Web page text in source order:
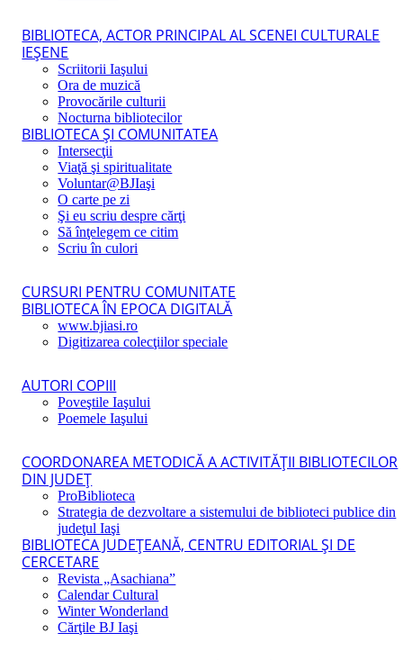
BIBLIOTECA, ACTOR PRINCIPAL AL SCENEI CULTURALE
IEŞENE
Scriitorii Iaşului
Ora de muzică
Provocările culturii
Nocturna bibliotecilor
BIBLIOTECA ŞI COMUNITATEA
Intersecţii
Viaţă şi spiritualitate
Voluntar@BJIaşi
O carte pe zi
Şi eu scriu despre cărţi
Să înţelegem ce citim
Scriu în culori
CURSURI PENTRU COMUNITATE
BIBLIOTECA ÎN EPOCA DIGITALĂ
www.bjiasi.ro
Digitizarea colecţiilor speciale
AUTORI COPIII
Poveştile Iaşului
Poemele Iaşului
COORDONAREA METODICĂ A ACTIVITĂŢII BIBLIOTECILOR
DIN JUDEŢ
ProBiblioteca
Strategia de dezvoltare a sistemului de biblioteci publice din
judeţul Iaşi
BIBLIOTECA JUDEŢEANĂ, CENTRU EDITORIAL ŞI DE
CERCETARE
Revista „Asachiana”
Calendar Cultural
Winter Wonderland
Cărţile BJ Iaşi